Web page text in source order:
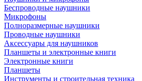
Беспроводные наушники
Микрофоны
Полноразмерные наушники
Проводные наушники
Аксессуары для наушников
Планшеты и электронные книги
Электронные книги
Планшеты
Инструменты и строительная техника